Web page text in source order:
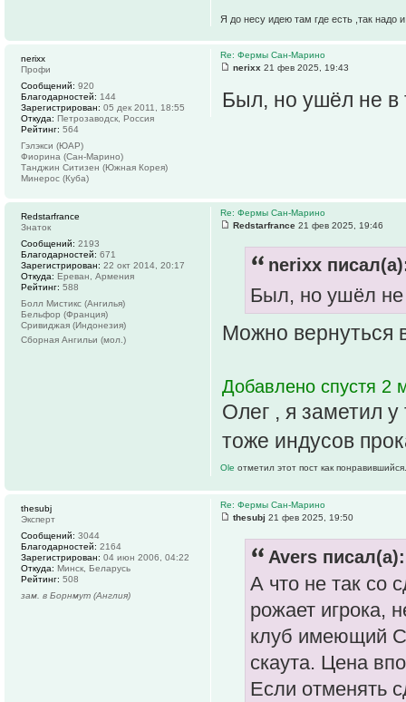
Я до несу идею там где есть ,так надо
Re: Фермы Сан-Марино
nerixx 21 фев 2025, 19:43
Был, но ушёл не
nerixx
Профи
Сообщений: 920
Благодарностей: 144
Зарегистрирован: 05 дек 2011, 18:55
Откуда: Петрозаводск, Россия
Рейтинг: 564
Гэлэкси (ЮАР)
Фиорина (Сан-Марино)
Танджин Ситизен (Южная Корея)
Минерос (Куба)
Re: Фермы Сан-Марино
Redstarfrance 21 фев 2025, 19:46
nerixx
Был, но ушёл
Можно вернуться
Добавлено спустя 2
Олег , я заметил у
тоже индусов
Ole отметил этот пост как понравившийся.
Redstarfrance
Знаток
Сообщений: 2193
Благодарностей: 671
Зарегистрирован: 22 окт 2014, 20:17
Откуда: Ереван, Армения
Рейтинг: 588
Болл Мистикс (Ангилья)
Бельфор (Франция)
Сривиджая (Индонезия)
Сборная Ангильи (мол.)
Re: Фермы Сан-Марино
thesubj 21 фев 2025, 19:50
Avers писал(а):
А что не так со
рожает игрока,
клуб имеющий
скаута. Цена
Если отменять
thesubj
Эксперт
Сообщений: 3044
Благодарностей: 2164
Зарегистрирован: 04 июн 2006, 04:22
Откуда: Минск, Беларусь
Рейтинг: 508
зам. в Борнмут (Англия)